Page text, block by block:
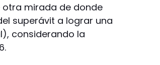
otra mirada de donde
superávit a lograr una
considerando la